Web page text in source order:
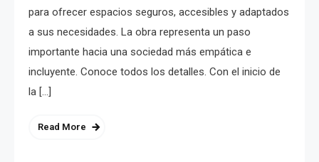
para ofrecer espacios seguros, accesibles y adaptados
a sus necesidades. La obra representa un paso
importante hacia una sociedad más empática e
incluyente. Conoce todos los detalles. Con el inicio de
la […]
Read More